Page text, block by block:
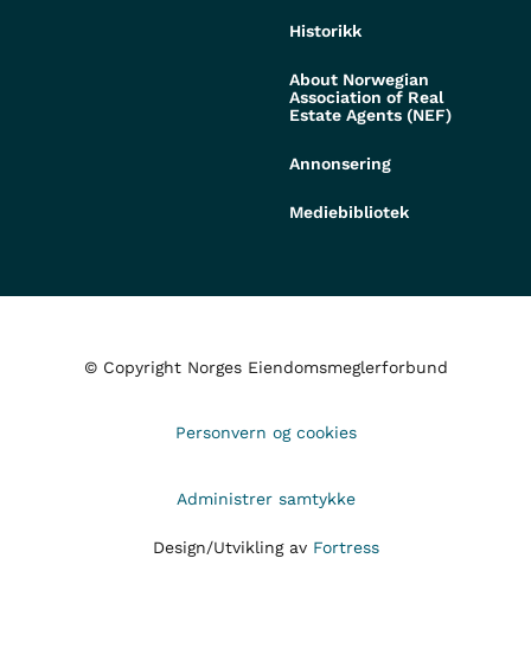
Historikk
About Norwegian
Association of Real
Estate Agents (NEF)
Annonsering
Mediebibliotek
© Copyright Norges Eiendomsmeglerforbund
Personvern og cookies
Administrer samtykke
Design/Utvikling av Fortress